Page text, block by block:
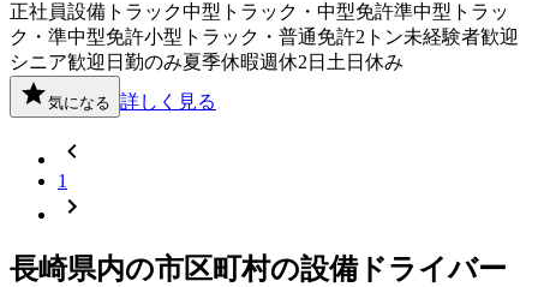
正社員設備 トラック中型トラック・中型免許準中型トラッ
ク・準中型免許小型トラック・普通免許2トン未経験者歓迎
シニア歓迎 日勤のみ夏季休暇週休2日 土日休み
気になる 詳しく見る
1
長崎県内の市区町村の設備ドライバー